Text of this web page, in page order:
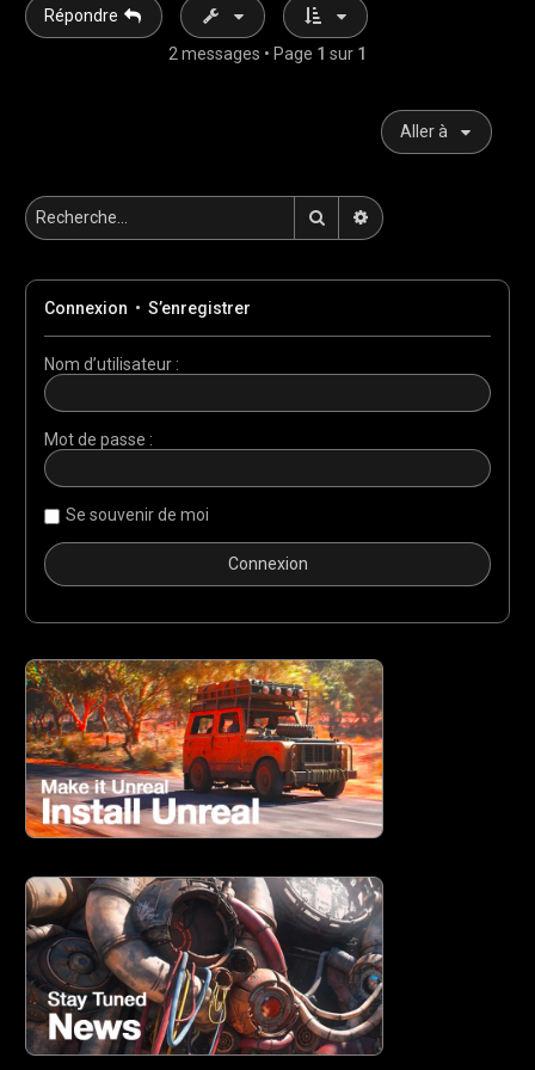
Répondre
2 messages • Page 1 sur 1
Aller à
RechercherRecherche avancée
Connexion •S’enregistrer
Nom d’utilisateur :
Mot de passe :
Se souvenir de moi